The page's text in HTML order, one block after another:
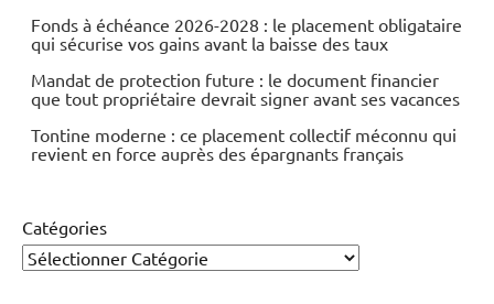
Fonds à échéance 2026-2028 : le placement obligataire
qui sécurise vos gains avant la baisse des taux
Mandat de protection future : le document financier
que tout propriétaire devrait signer avant ses vacances
Tontine moderne : ce placement collectif méconnu qui
revient en force auprès des épargnants français
Catégories